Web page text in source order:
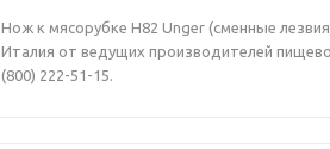
Нож к мясорубке Н82 Unger (сменные
Италия от ведущих производителей
(800) 222-51-15.